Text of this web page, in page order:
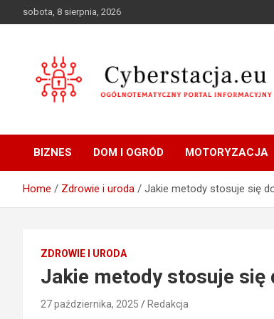
to
sobota, 8 sierpnia, 2026
Cyberstacja.eu
BIZNES DOM I OGRÓD MOTORYZACJA
Home Zdrowie i uroda Jakie metody stosuje się
ZDROWIE I URODA
Jakie metody stosuje się
27 października, 2025 Redakcja